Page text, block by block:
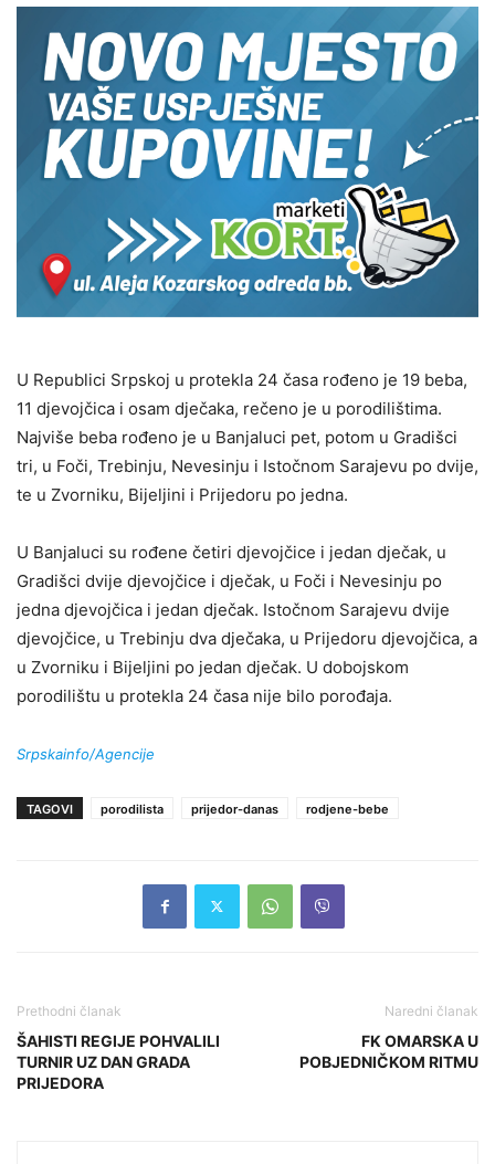
U Republici Srpskoj u protekla 24 časa rođeno je 19 beba,
11 djevojčica i osam dječaka, rečeno je u porodilištima.
Najviše beba rođeno je u Banjaluci pet, potom u Gradišci
tri, u Foči, Trebinju, Nevesinju i Istočnom Sarajevu po dvije,
te u Zvorniku, Bijeljini i Prijedoru po jedna.
U Banjaluci su rođene četiri djevojčice i jedan dječak, u
Gradišci dvije djevojčice i dječak, u Foči i Nevesinju po
jedna djevojčica i jedan dječak. Istočnom Sarajevu dvije
djevojčice, u Trebinju dva dječaka, u Prijedoru djevojčica, a
u Zvorniku i Bijeljini po jedan dječak. U dobojskom
porodilištu u protekla 24 časa nije bilo porođaja.
Srpskainfo/Agencije
TAGOVI porodilista prijedor-danas rodjene-bebe
Prethodni članak
ŠAHISTI REGIJE POHVALILI
TURNIR UZ DAN GRADA
PRIJEDORA
Naredni članak
FK OMARSKA U
POBJEDNIČKOM RITMU